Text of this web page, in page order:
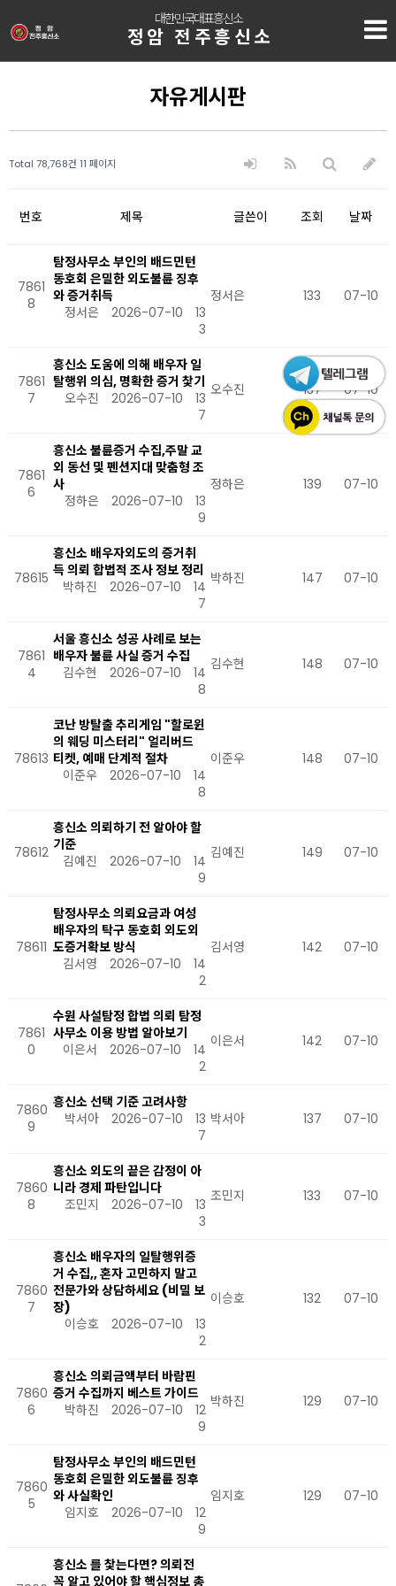
대한민국대표흥신소
정암 전주흥신소
자유게시판
Total 78,768건 11 페이지
번호 제목 글쓴이 조회 날짜
7861
8
탐정사무소 부인의 배드민턴
동호회 은밀한 외도불륜 징후
와 증거취득
정서은
2026-07-10
13
3
정서은 133 07-10
7861
7
흥신소 도움에 의해 배우자 일
탈행위 의심, 명확한 증거 찿기
오수진
2026-07-10
13
7
오수진 137 07-10
7861
6
흥신소 불륜증거 수집,주말 교
외 동선 및 펜션지대 맞춤형 조
사
정하은
2026-07-10
13
9
정하은 139 07-10
78615
흥신소 배우자외도의 증거취
득 의뢰 합법적 조사 정보 정리
박하진
2026-07-10
14
7
박하진 147 07-10
7861
4
서울 흥신소 성공 사례로 보는
배우자 불륜 사실 증거 수집
김수현
2026-07-10
14
8
김수현 148 07-10
78613
코난 방탈출 추리게임 "할로윈
의 웨딩 미스터리" 얼리버드
티켓, 예매 단계적 절차
이준우
2026-07-10
14
8
이준우 148 07-10
78612
흥신소 의뢰하기 전 알아야 할
기준
김예진
2026-07-10
14
9
김예진 149 07-10
78611
탐정사무소 의뢰요금과 여성
배우자의 탁구 동호회 외도외
도증거확보 방식
김서영
2026-07-10
14
2
김서영 142 07-10
7861
0
수원 사설탐정 합법 의뢰 탐정
사무소 이용 방법 알아보기
이은서
2026-07-10
14
2
이은서 142 07-10
7860
9
흥신소 선택 기준 고려사항
박서아
2026-07-10
13
7
박서아 137 07-10
7860
8
흥신소 외도의 끝은 감정이 아
니라 경제 파탄입니다
조민지
2026-07-10
13
3
조민지 133 07-10
7860
7
흥신소 배우자의 일탈행위증
거 수집,, 혼자 고민하지 말고
전문가와 상담하세요 (비밀 보
장)
이승호
2026-07-10
13
2
이승호 132 07-10
7860
6
흥신소 의뢰금액부터 바람핀
증거 수집까지 베스트 가이드
박하진
2026-07-10
12
9
박하진 129 07-10
7860
5
탐정사무소 부인의 배드민턴
동호회 은밀한 외도불륜 징후
와 사실확인
임지호
2026-07-10
12
9
임지호 129 07-10
흥신소 를 찿는다면? 의뢰전
꼭 알고 있어야 할 핵심정보 총